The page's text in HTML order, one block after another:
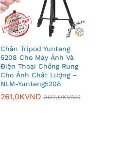
Chân Tripod Yunteng
5208 Cho Máy Ảnh Và
Điện Thoại Chống Rung
Cho Ảnh Chất Lượng –
NLM-Yunteng5208
261,0KVND 302,0KVND
261,0KVND 302,0KVND